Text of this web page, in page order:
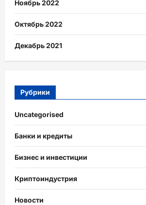
Ноябрь 2022
Октябрь 2022
Декабрь 2021
Рубрики
Uncategorised
Банки и кредиты
Бизнес и инвестиции
Криптоиндустрия
Новости